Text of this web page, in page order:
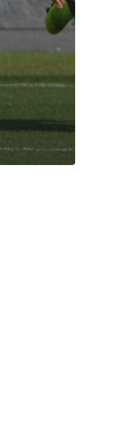
Sucesos
Medio Ambiente
Planeta Rural
Especiales
Política
Galerías